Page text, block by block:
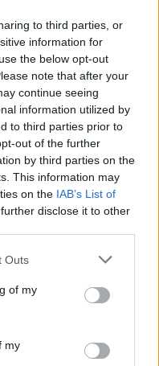
to third parties, or
information for
the below opt-out
note that after your
continue seeing
information utilized by
to third parties prior to
out of the further
by third parties on the
This information may
on the IAB’s List of
disclose it to other
one or more Google
You may click to
its third-party tags to
in below Google
Outs
of my
my